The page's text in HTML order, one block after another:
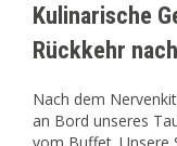
Kulinarische
Rückkehr
Nach dem
an Bord unseres